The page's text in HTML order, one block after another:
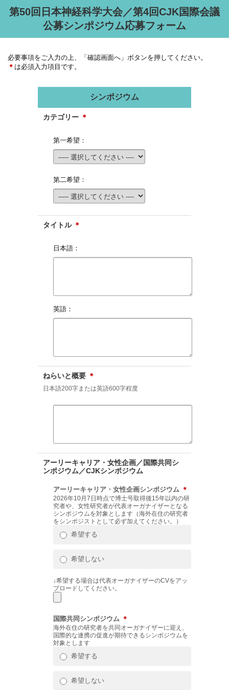
第50回日本神経科学大会／第4回CJK国際会議
公募シンポジウム応募フォーム
必要事項をご入力の上、「確認画面へ」ボタンを押してください。
＊ は必須入力項目です。
シンポジウム
カテゴリー ＊
第一希望：
第二希望：
タイトル ＊
日本語：
英語：
ねらいと概要 ＊
日本語200字または英語600字程度
アーリーキャリア・女性企画／国際共同シ
ンポジウム／CJKシンポジウム
アーリーキャリア・女性企画シンポジウム ＊
2026年10月7日時点で博士号取得後15年以内の研
究者や、女性研究者が代表オーガナイザーとなる
シンポジウムを対象とします（海外在住の研究者
をシンポジストとして必ず加えてください。）
希望する
希望しない
↓希望する場合は代表オーガナイザーのCVをアッ
プロードしてください。
国際共同シンポジウム ＊
海外在住の研究者を共同オーガナイザーに迎え、
国際的な連携の促進が期待できるシンポジウムを
対象とします
希望する
希望しない